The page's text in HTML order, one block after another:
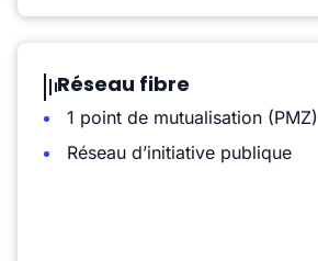
Réseau fibre
1 point de mutualisation (PMZ)
Réseau d’initiative publique